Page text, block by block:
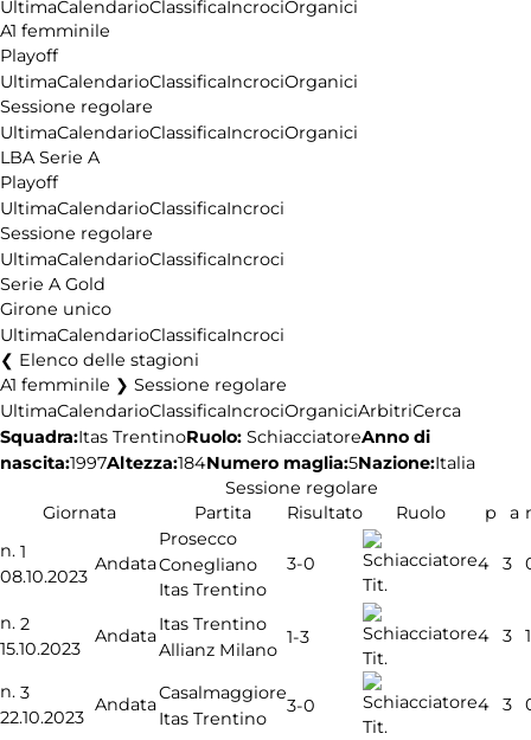
UltimaCalendarioClassificaIncrociOrganici
A1 femminile
Playoff
UltimaCalendarioClassificaIncrociOrganici
Sessione regolare
UltimaCalendarioClassificaIncrociOrganici
LBA Serie A
Playoff
UltimaCalendarioClassificaIncroci
Sessione regolare
UltimaCalendarioClassificaIncroci
Serie A Gold
Girone unico
UltimaCalendarioClassificaIncroci
Elenco delle stagioni
A1 femminile ❯ Sessione regolare
UltimaCalendarioClassificaIncrociOrganiciArbitriCerca
Squadra:Itas TrentinoRuolo: SchiacciatoreAnno di
nascita:1997Altezza:184Numero maglia:5Nazione:Italia
Sessione regolare
Giornata
Partita Risultato Ruolo p a
n. 1
08.10.2023
Andata
Prosecco
Conegliano
Itas Trentino
3-0
Tit.
4 3
n. 2
15.10.2023
Andata
Itas Trentino
Allianz Milano
1-3
Tit.
4 3 1
n. 3
22.10.2023
Andata
Casalmaggiore
Itas Trentino
3-0
Tit.
4 3